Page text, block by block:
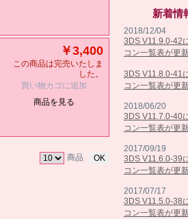
￥3,400
この商品は完売いたしま
した。
買い物カゴに追加
商品を見る
商品
新着情
2018/12/04
3DS V11.9.0-42
コン一覧表が更
3DS V11.8.0-41
コン一覧表が更
2018/06/20
3DS V11.7.0-40
コン一覧表が更
2017/09/19
3DS V11.6.0-39
コン一覧表が更
2017/07/17
3DS V11.5.0-38
コン一覧表が更